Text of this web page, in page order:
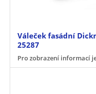
Váleček fasádní
25287
Pro zobrazení informací